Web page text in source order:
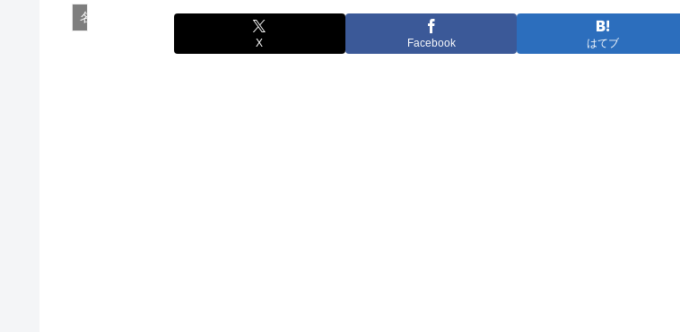
名言・格言
X Facebook はてブ